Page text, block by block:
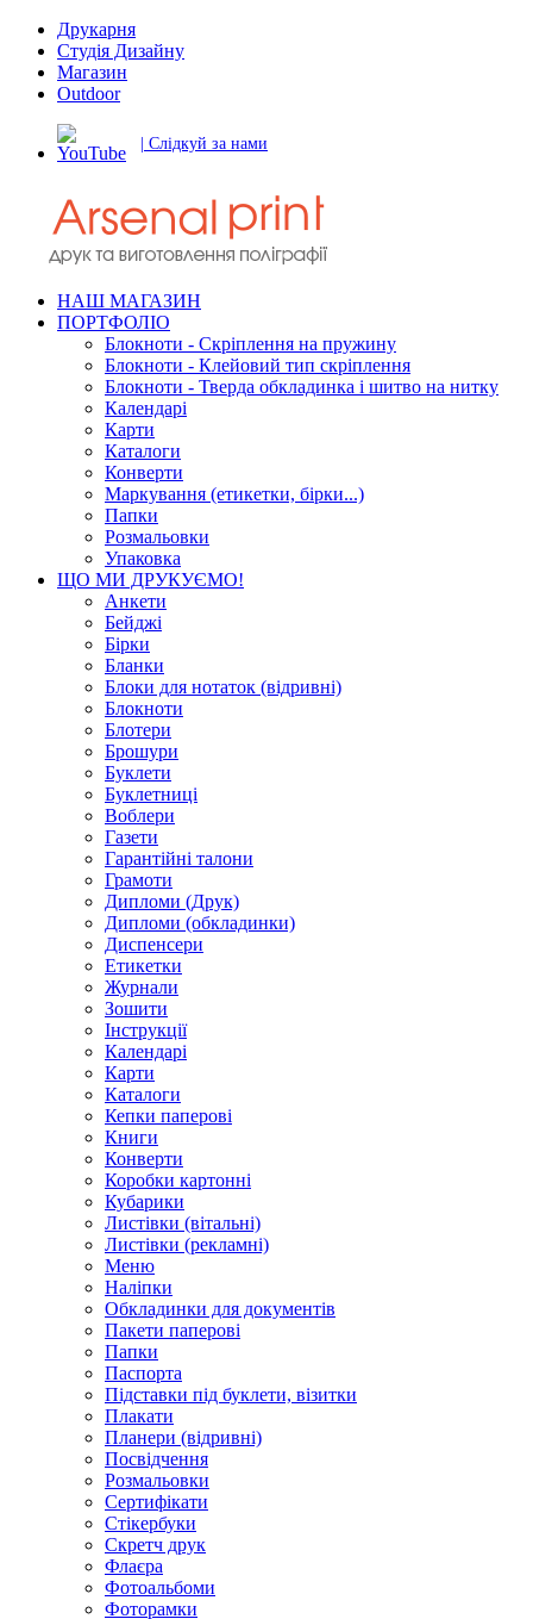
Друкарня
Студія Дизайну
Магазин
Outdoor
| Слідкуй за нами
НАШ МАГАЗИН
ПОРТФОЛІО
Блокноти - Скріплення на пружину
Блокноти - Клейовий тип скріплення
Блокноти - Тверда обкладинка і шитво на нитку
Календарі
Карти
Каталоги
Конверти
Маркування (етикетки, бірки...)
Папки
Розмальовки
Упаковка
ЩО МИ ДРУКУЄМО!
Анкети
Бейджі
Бірки
Бланки
Блоки для нотаток (відривні)
Блокноти
Блотери
Брошури
Буклети
Буклетниці
Воблери
Газети
Гарантійні талони
Грамоти
Дипломи (Друк)
Дипломи (обкладинки)
Диспенсери
Етикетки
Журнали
Зошити
Інструкції
Календарі
Карти
Каталоги
Кепки паперові
Книги
Конверти
Коробки картонні
Кубарики
Листівки (вітальні)
Листівки (рекламні)
Меню
Наліпки
Обкладинки для документів
Пакети паперові
Папки
Паспорта
Підставки під буклети, візитки
Плакати
Планери (відривні)
Посвідчення
Розмальовки
Сертифікати
Стікербуки
Скретч друк
Флаєра
Фотоальбоми
Фоторамки